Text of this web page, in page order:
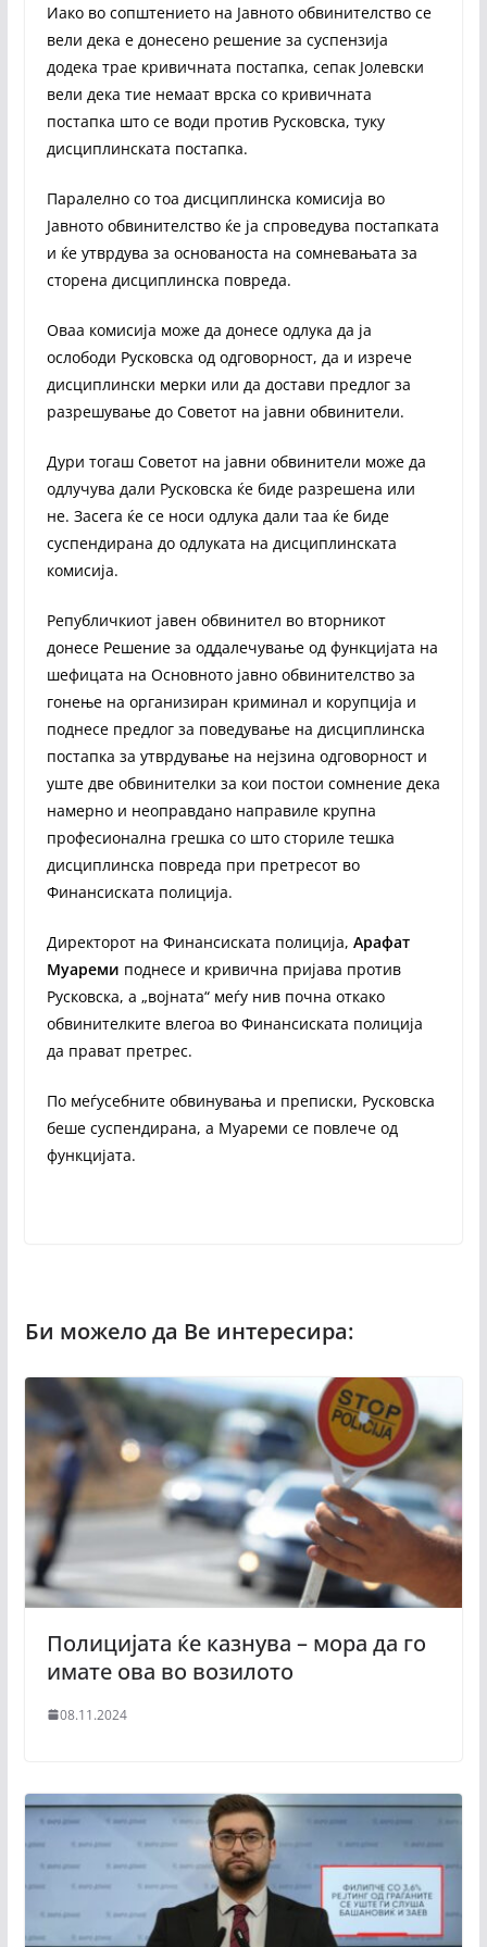
Иако во сопштението на Јавното обвинителство се
вели дека е донесено решение за суспензија
додека трае кривичната постапка, сепак Јолевски
вели дека тие немаат врска со кривичната
постапка што се води против Русковска, туку
дисциплинската постапка.
Паралелно со тоа дисциплинска комисија во
Јавното обвинителство ќе ја спроведува постапката
и ќе утврдува за основаноста на сомневањата за
сторена дисциплинска повреда.
Оваа комисија може да донесе одлука да ја
ослободи Русковска од одговорност, да и изрече
дисциплински мерки или да достави предлог за
разрешување до Советот на јавни обвинители.
Дури тогаш Советот на јавни обвинители може да
одлучува дали Русковска ќе биде разрешена или
не. Засега ќе се носи одлука дали таа ќе биде
суспендирана до одлуката на дисциплинската
комисија.
Републичкиот јавен обвинител во вторникот
донесе Решение за оддалечување од функцијата на
шефицата на Основното јавно обвинителство за
гонење на организиран криминал и корупција и
поднесе предлог за поведување на дисциплинска
постапка за утврдување на нејзина одговорност и
уште две обвинителки за кои постои сомнение дека
намерно и неоправдано направиле крупна
професионална грешка со што сториле тешка
дисциплинска повреда при претресот во
Финансиската полиција.
Директорот на Финансиската полиција, Арафат
Муареми поднесе и кривична пријава против
Русковска, а „војната“ меѓу нив почна откако
обвинителките влегоа во Финансиската полиција
да прават претрес.
По меѓусебните обвинувања и преписки, Русковска
беше суспендирана, а Муареми се повлече од
функцијата.
Полицијата ќе казнува – мора да го
имате ова во возилото
08.11.2024